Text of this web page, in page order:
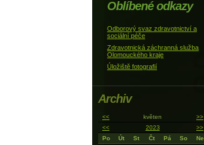
Oblíbené odkazy
Odborový svaz zdravotnictví a
sociální péče
Zdravotnická záchranná služba
Olomouckého kraje
Úložiště fotografií
Archiv
<< květen
>>
<<
2023
>>
Po
Út St Čt Pá So
Ne